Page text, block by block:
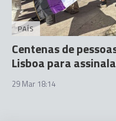
PAÍS
Centenas de
Lisboa para
29 Mar 18:14